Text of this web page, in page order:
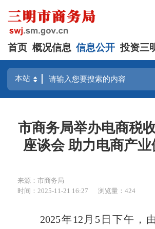
首页 概况信息 信息公开 投资三
市商务局举办电商税
座谈会 助力电商产
来源：市商务局
时间：2025-11-21 16:27
浏览量：424
2025年12月5日下午，